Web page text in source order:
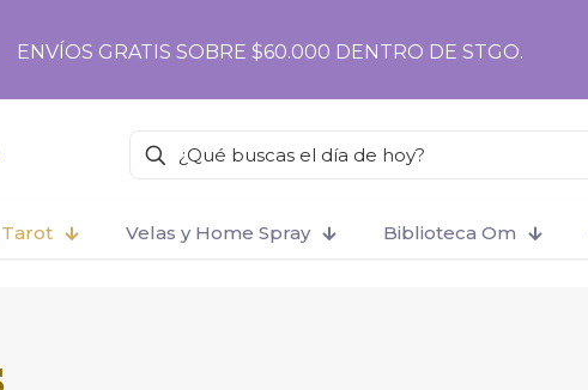
ENVÍOS GRATIS SOBRE $60.000 DENTRO DE STGO.
Velas y Home Spray Biblioteca Om